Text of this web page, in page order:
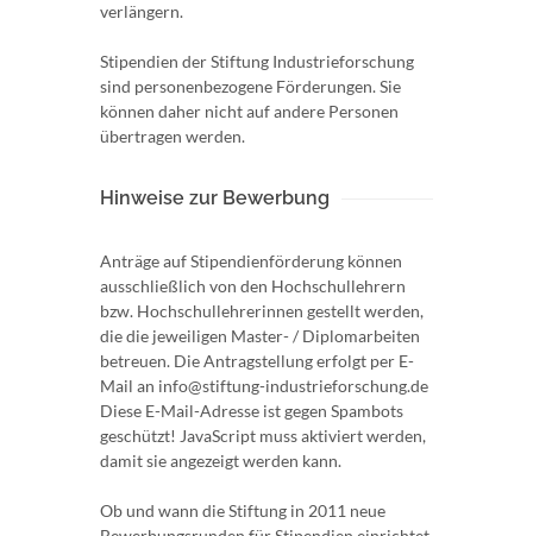
verlängern.
Stipendien der Stiftung Industrieforschung
sind personenbezogene Förderungen. Sie
können daher nicht auf andere Personen
übertragen werden.
Hinweise zur Bewerbung
Anträge auf Stipendienförderung können
ausschließlich von den Hochschullehrern
bzw. Hochschullehrerinnen gestellt werden,
die die jeweiligen Master- / Diplomarbeiten
betreuen. Die Antragstellung erfolgt per E-
Mail an info@stiftung-industrieforschung.de
Diese E-Mail-Adresse ist gegen Spambots
geschützt! JavaScript muss aktiviert werden,
damit sie angezeigt werden kann.
Ob und wann die Stiftung in 2011 neue